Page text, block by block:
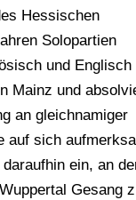
Hessischen
Solopartien
und Englisch
Mainz und
an gleichnamiger
auf sich
ein, an
Gesang